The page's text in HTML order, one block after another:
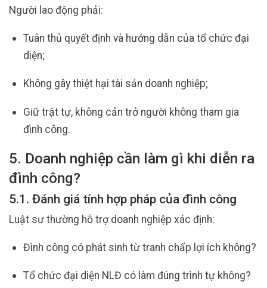
Người lao động phải:
Tuân thủ quyết định và hướng dẫn của tổ chức đại
diện;
Không gây thiệt hại tài sản doanh nghiệp;
Giữ trật tự, không cản trở người không tham gia
đình công.
5. Doanh nghiệp cần làm gì khi diễn ra
đình công?
5.1. Đánh giá tính hợp pháp của đình công
Luật sư thường hỗ trợ doanh nghiệp xác định:
Đình công có phát sinh từ tranh chấp lợi ích không?
Tổ chức đại diện NLĐ có làm đúng trình tự không?